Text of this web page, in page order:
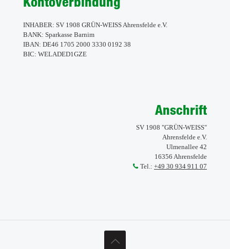
INHABER: SV 1908 GRÜN-WEISS Ahrensfelde e.V.
BANK: Sparkasse Barnim
IBAN: DE46 1705 2000 3330 0192 38
BIC: WELADED1GZE
Anschrift
SV 1908 "GRÜN-WEISS"
Ahrensfelde e.V.
Ulmenallee 42
16356 Ahrensfelde
Tel.: +49 30 934 911 07